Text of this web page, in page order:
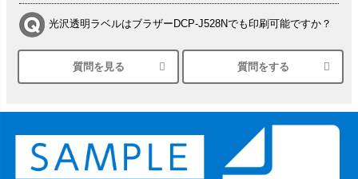
光沢透明ラベルはブラザーDCP-J528Nでも印刷可能ですか？
シルバーペーパーにEPSON EP-30VAで印刷するときの設定
は？
ーSC-P8050に対応してますか
塩ビのロール紙で離型紙が透明の商品はありますか
質問を見る 質問をする